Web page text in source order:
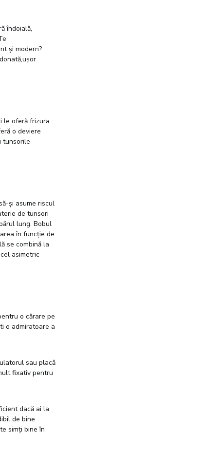
îndoială,
și modern?
le oferă frizura
o deviere
tunsorile
și asume riscul
de tunsori
lung. Bobul
în funcție de
se combină la
asimetric
o cărare pe
o admiratoare a
sau placă
fixativ pentru
dacă ai la
de bine
simți bine în